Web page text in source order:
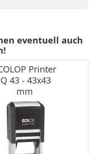
eventuell auch
Printer
Q 43 - 43x43
mm